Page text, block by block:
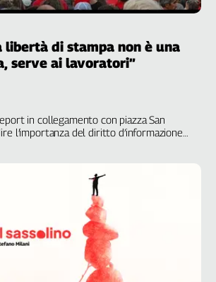
libertà di stampa non è una
serve ai lavoratori”
in collegamento con piazza San
l’importanza del diritto d’informazione